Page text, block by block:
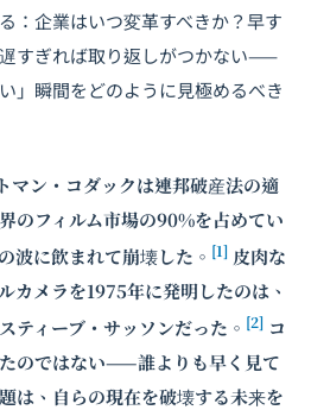
：企業はいつ変革すべきか？早す
すぎれば取り返しがつかない——
」瞬間をどのように見極めるべき
マン・コダックは連邦破産法の適
のフィルム市場の90%を占めてい
波に飲まれて崩壊した。 [1] 皮肉な
カメラを1975年に発明したのは、
ティーブ・サッソンだった。 [2] コ
のではない——誰よりも早く見て
は、自らの現在を破壊する未来を